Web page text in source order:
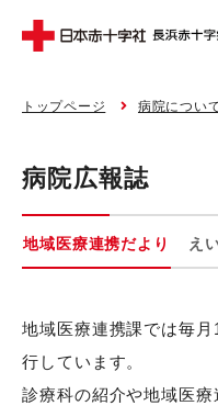
トップページ 病院につい
病院広報誌
地域医療連携だより え
地域医療連携課では毎
行しています。
診療科の紹介や地域医